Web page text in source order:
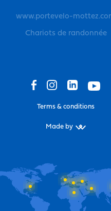
www.portevelo-
Chariots de randonnée
Terms & conditions
Made by